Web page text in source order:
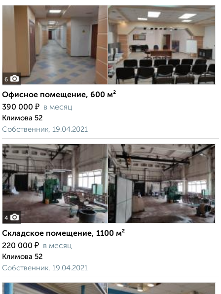
6
Офисное помещение, 600 м²
390 000 ₽ в месяц
Климова 52
Собственник, 19.04.2021
4
Складское помещение, 1100 м²
220 000 ₽ в месяц
Климова 52
Собственник, 19.04.2021